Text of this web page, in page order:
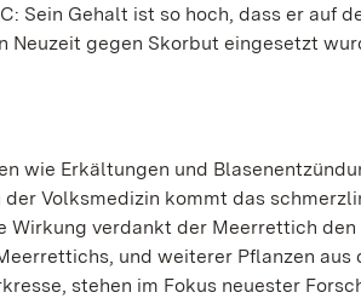
Sein Gehalt ist so hoch, dass er auf
gegen Skorbut eingesetzt
wie Erkältungen und
Volksmedizin kommt das
Wirkung verdankt der Meerrettich den
und weiterer Pflanzen aus
stehen im Fokus neuester